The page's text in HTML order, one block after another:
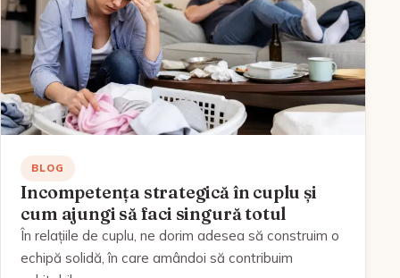
BLOG
Incompetența strategică în cuplu și
cum ajungi să faci singură totul
În relațiile de cuplu, ne dorim adesea să construim o
echipă solidă, în care amândoi să contribuim